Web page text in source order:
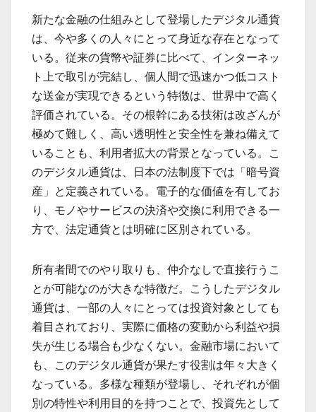
新たな金融の仕組みとして登場したデジタル通貨
は、今や多くの人々にとって身近な存在となって
いる。 従来の貨幣や証券に比べて、インターネッ
ト上で取引が完結し、個人間で迅速かつ低コスト
な送金が実現できるという特徴は、世界中で高く
評価されている。その根幹にある技術は改ざんが
極めて難しく、高い透明性と安全性を兼ね備えて
いることも、利用者拡大の背景となっている。こ
のデジタル通貨は、日本の法制度下では「暗号資
産」と定義されている。電子的な価値を有してお
り、モノやサービスの決済や交換に利用できる一
方で、法定通貨とは明確に区別されている。
所有者間でのやり取りも、仲介なしで直接行うこ
とが可能なのが大きな特徴だ。こうしたデジタル
通貨は、一部の人々にとっては投資対象としても
着目されており、実際に価格の変動から利益や損
失が生じる場合も少なくない。金融市場において
も、このデジタル通貨が果たす役割は年々大きく
なっている。多様な種類が登場し、それぞれが個
別の特性や利用目的を持つことで、投資先として